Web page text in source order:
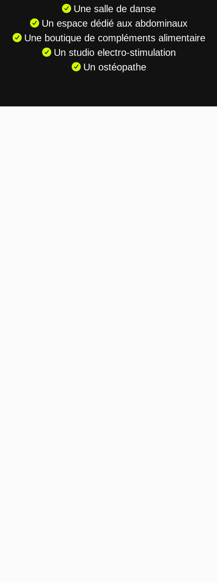
Une salle de danse
Un espace dédié aux abdominaux
Une boutique de compléments alimentaire
Un studio electro-stimulation
Un ostéopathe